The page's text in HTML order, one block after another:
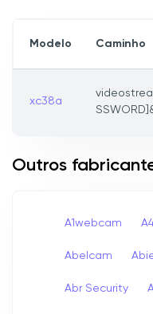
Modelo Caminho
xc38a
Outros
A1webcam
Abelcam
Abr Security